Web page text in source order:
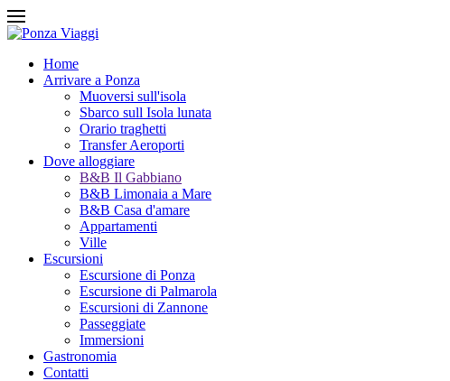
Home
Arrivare a Ponza
Muoversi sull'isola
Sbarco sull Isola lunata
Orario traghetti
Transfer Aeroporti
Dove alloggiare
B&B Il Gabbiano
B&B Limonaia a Mare
B&B Casa d'amare
Appartamenti
Ville
Escursioni
Escursione di Ponza
Escursione di Palmarola
Escursioni di Zannone
Passeggiate
Immersioni
Gastronomia
Contatti